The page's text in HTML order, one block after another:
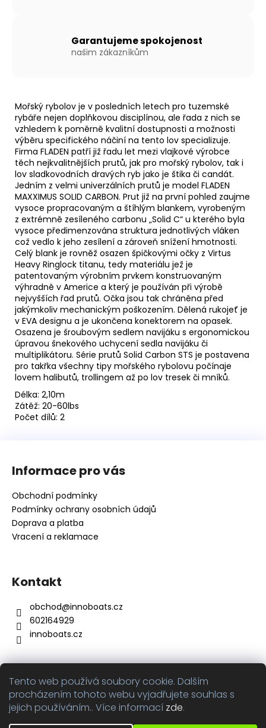
Tento web používá soubory cookie. Dalším
procházením tohoto webu vyjadřujete souhlas s
jejich používáním.. Více informací zde.
Garantujeme spokojenost
našim zákazníkům
Mořský rybolov je v posledních letech pro tuzemské
rybáře nejen doplňkovou disciplínou, ale řada z nich se
vzhledem k poměrně kvalitní dostupnosti a možnosti
výběru specifického náčiní na tento lov specializuje.
Firma FLADEN patří již řadu let mezi vlajkové výrobce
těch nejkvalitnějších prutů, jak pro mořský rybolov, tak i
lov sladkovodních dravých ryb jako je štika či candát.
Jedním z velmi univerzálních prutů je model FLADEN
MAXXIMUS SOLID CARBON. Prut již na první pohled zaujme
vysoce propracovaným a štíhlým blankem, vyrobeným
z extrémně zesíleného carbonu „Solid C“ u kterého byla
vysoce předimenzována struktura jednotlivých vláken
což vedlo k jeho zesílení a zároveň snížení hmotnosti.
Celý blank je rovněž osazen špičkovými očky z Virtus
Heavy Ringlock titanu, tedy materiálu jež je
patentovaným výrobním prvkem konstruovaným
výhradně v Americe a který je používán při výrobě
nejvyšších řad prutů. Očka jsou tak chráněna před
jakýmkoliv mechanickým poškozením. Dělená rukojeť je
v EVA designu a je ukončena konektorem na opasek.
Osazena je šroubovým sedlem navijáku s ergonomickou
úpravou šnekového uchycení sedla navijáku či
multiplikátoru. Série prutů Solid Carbon STS je postavena
pro takřka všechny tipy mořského rybolovu počínaje
lovem halibutů, trollingem až po lov tresek či mníků.
Délka: 2,10m
Zátěž: 20-60lbs
Počet dílů: 2
Informace pro vás
Obchodní podmínky
Podmínky ochrany osobních údajů
Doprava a platba
Vracení a reklamace
Kontakt
obchod@innoboats.cz
602164929
innoboats.cz
Přijímáme online platby